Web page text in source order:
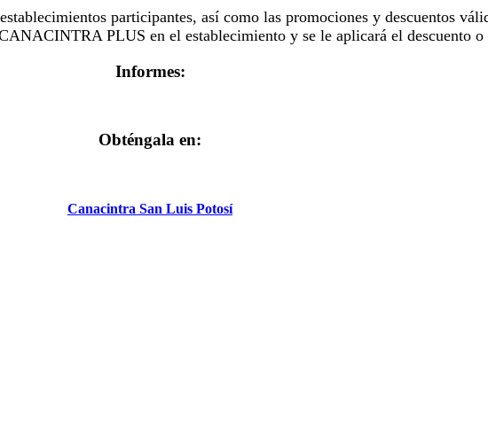
participantes, así como las promociones y descuentos
PLUS en el establecimiento y se le aplicará el descuento
Informes:
Obténgala en:
Canacintra San Luis Potosí